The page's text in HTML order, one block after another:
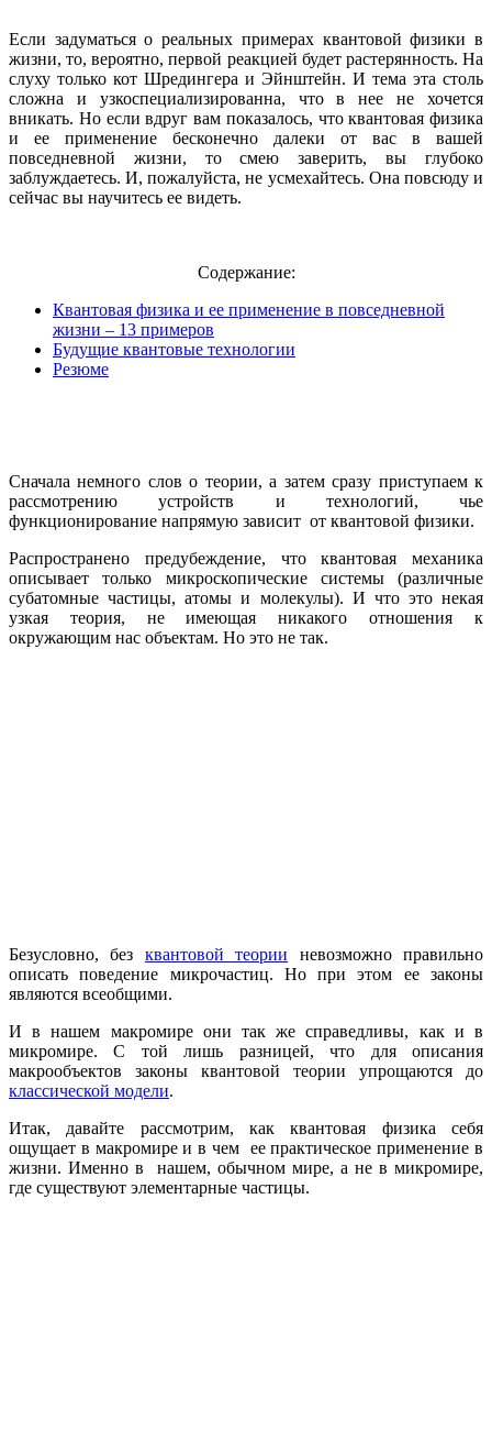
Если задуматься о реальных примерах квантовой физики в
жизни, то, вероятно, первой реакцией будет растерянность. На
слуху только кот Шредингера и Эйнштейн. И тема эта столь
сложна и узкоспециализированна, что в нее не хочется
вникать. Но если вдруг вам показалось, что квантовая физика
и ее применение бесконечно далеки от вас в вашей
повседневной жизни, то смею заверить, вы глубоко
заблуждаетесь. И, пожалуйста, не усмехайтесь. Она повсюду и
сейчас вы научитесь ее видеть.
Содержание:
Квантовая физика и ее применение в повседневной
жизни – 13 примеров
Будущие квантовые технологии
Резюме
Сначала немного слов о теории, а затем сразу приступаем к
рассмотрению устройств и технологий, чье
функционирование напрямую зависит от квантовой физики.
Распространено предубеждение, что квантовая механика
описывает только микроскопические системы (различные
субатомные частицы, атомы и молекулы). И что это некая
узкая теория, не имеющая никакого отношения к
окружающим нас объектам. Но это не так.
Безусловно, без квантовой теории невозможно правильно
описать поведение микрочастиц. Но при этом ее законы
являются всеобщими.
И в нашем макромире они так же справедливы, как и в
микромире. С той лишь разницей, что для описания
макрообъектов законы квантовой теории упрощаются до
классической модели.
Итак, давайте рассмотрим, как квантовая физика себя
ощущает в макромире и в чем ее практическое применение в
жизни. Именно в нашем, обычном мире, а не в микромире,
где существуют элементарные частицы.